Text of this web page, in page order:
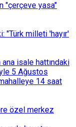
"çerçeve yasa"
"Türk milleti 'hayır'
ana isale hattındaki
5 Ağustos
14 saat
özel merkez